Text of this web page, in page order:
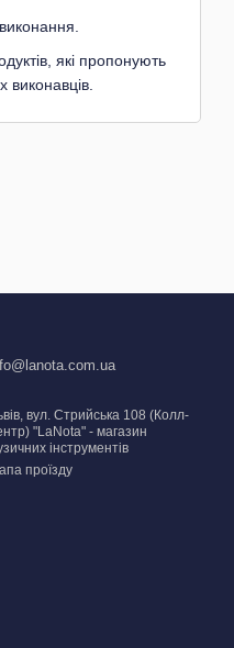
які пропонують
виконавців.
вул. Стрийська 108 (Колл-
- магазин
інструментів
проїзду